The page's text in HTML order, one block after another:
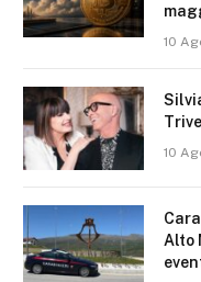
10
10
Alto